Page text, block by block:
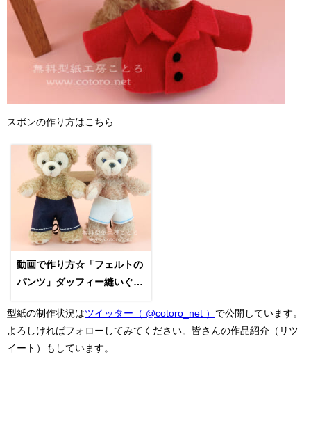
スボンの作り方はこちら
動画で作り方☆「フェルトの
パンツ」ダッフィー縫いぐる
型紙の制作状況はツイッター（ @cotoro_net ） で公開しています。
よろしければフォローしてみてください。皆さんの作品紹介（リツ
イート）もしています。